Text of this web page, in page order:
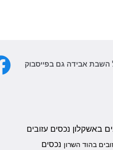
השבת אבידה גם בפייסבוק
באשקלון נכסים עזובים
בהוד השרון נכסים